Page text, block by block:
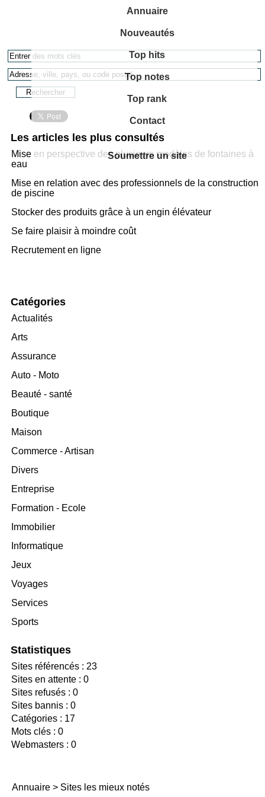
Annuaire
Nouveautés
Top hits
Top notes
Top rank
Contact
Soumettre un site
Les articles les plus consultés
Mise en perspective des plusieurs modèles de fontaines à
eau
Mise en relation avec des professionnels de la construction
de piscine
Stocker des produits grâce à un engin élévateur
Se faire plaisir à moindre coût
Recrutement en ligne
Catégories
Actualités
Arts
Assurance
Auto - Moto
Beauté - santé
Boutique
Maison
Commerce - Artisan
Divers
Entreprise
Formation - Ecole
Immobilier
Informatique
Jeux
Voyages
Services
Sports
Statistiques
Sites référencés : 23
Sites en attente : 0
Sites refusés : 0
Sites bannis : 0
Catégories : 17
Mots clés : 0
Webmasters : 0
Annuaire > Sites les mieux notés